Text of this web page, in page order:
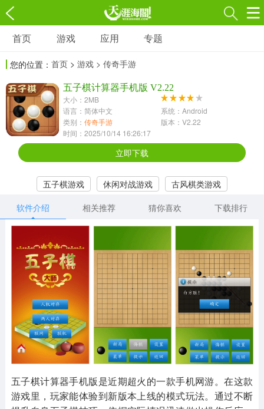
游戏
3697款应用
1597款应用
休闲益智
13387款应用
2196款应用
冒险解谜
1072款应用
418款应用
568款应用
音乐舞蹈
其他
1654款应用
游戏助手
515款应用
MOD游戏
1056款应用
首页 游戏 应用 专题
您的位置： 首页 > 游戏 > 传奇手游
五子棋计算器手机版 V2.22
大小：2MB
语言：简体中文
系统：Android
类别： 传奇手游
版本：V2.22
时间：2025/10/14 16:26:17
立即下载
五子棋游戏 休闲对战游戏
古风棋类游戏
软件介绍
相关推荐 猜你喜欢 下载排行
五子棋计算器手机版是近期超火的一款手机网游。在这款
游戏里，玩家能体验到新版本上线的模式玩法。通过不断